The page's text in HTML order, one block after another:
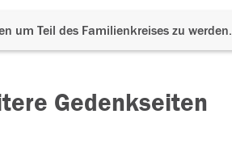
um Teil des Familienkreises zu werden.
Gedenkseiten